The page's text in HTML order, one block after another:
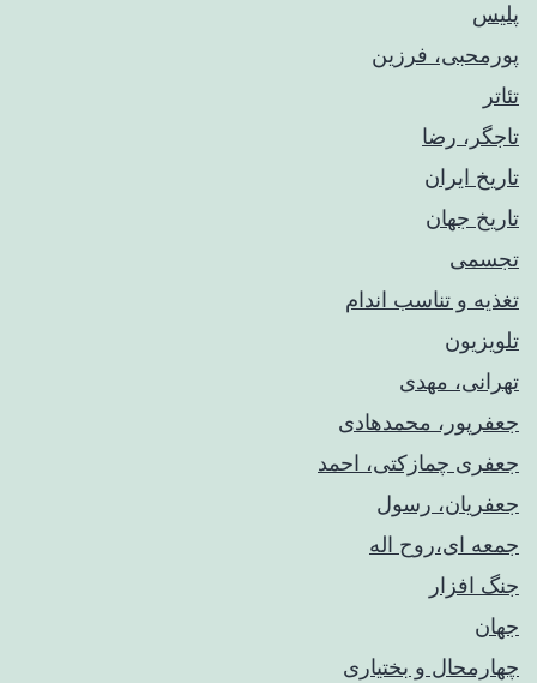
پلیس
پورمحبی، فرزین
تئاتر
تاجگر، رضا
تاریخ ایران
تاریخ جهان
تجسمی
تغذیه و تناسب اندام
تلویزیون
تهرانی، مهدی
جعفرپور، محمدهادی
جعفری چمازکتی، احمد
جعفریان، رسول
جمعه ای،روح اله
جنگ افزار
جهان
چهارمحال و بختیاری